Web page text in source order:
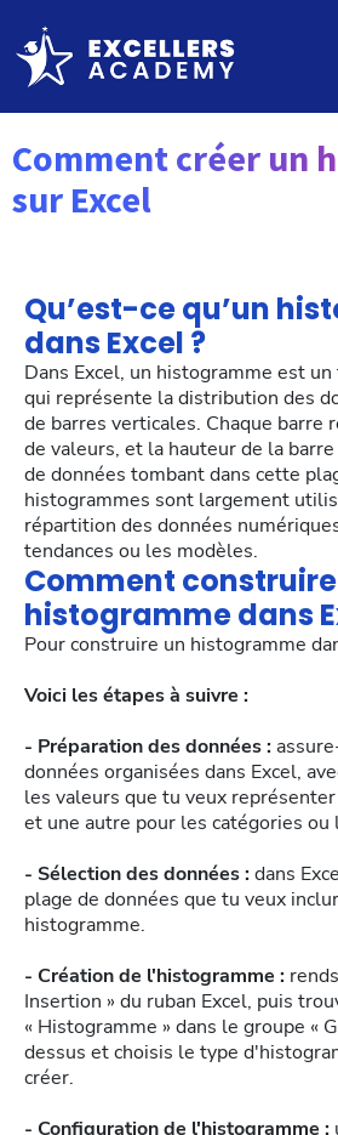
Comment créer un
sur Excel
Qu’est-ce qu’un
dans Excel ?
Dans Excel, un histogramme est
qui représente la distribution des
de barres verticales. Chaque barre
de valeurs, et la hauteur de la
de données tombant dans cette
histogrammes sont largement
répartition des données
tendances ou les modèles.
Comment
histogramme dans
Pour construire un histogramme
Voici les étapes à suivre :
- Préparation des données :
données organisées dans Excel,
les valeurs que tu veux
et une autre pour les catégories
- Sélection des données :dans
plage de données que tu veux
histogramme.
- Création de l'histogramme :
Insertion » du ruban Excel, puis
« Histogramme » dans le groupe «
dessus et choisis le type
créer.
- Configuration de l'histogramme :